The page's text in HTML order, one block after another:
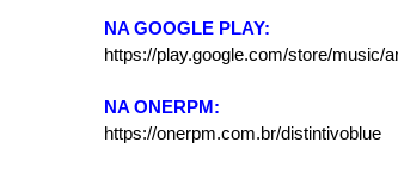
NA GOOGLE PLAY:
https://play.google.com/store/music/
NA ONERPM:
https://onerpm.com.br/distintivoblue